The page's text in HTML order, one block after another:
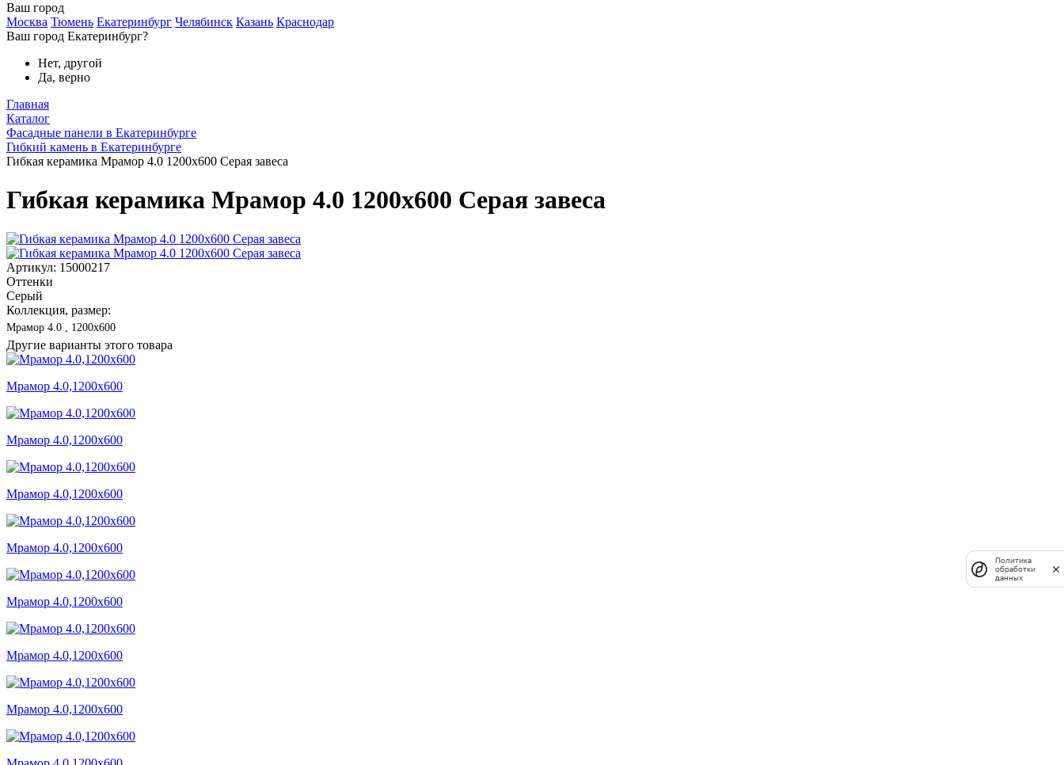
Ваш город
Москва Тюмень Екатеринбург Челябинск Казань Краснодар
Ваш город Екатеринбург?
Нет, другой
Да, верно
Главная
Каталог
Фасадные панели в Екатеринбурге
Гибкий камень в Екатеринбурге
Гибкая керамика Мрамор 4.0 1200x600 Серая завеса
Гибкая керамика Мрамор 4.0 1200x600 Серая завеса
Артикул: 15000217
Оттенки
Серый
Коллекция, размер:
Мрамор 4.0 , 1200x600
Другие варианты этого товара
Мрамор 4.0,1200x600
Мрамор 4.0,1200x600
Мрамор 4.0,1200x600
Мрамор 4.0,1200x600
Мрамор 4.0,1200x600
Мрамор 4.0,1200x600
Мрамор 4.0,1200x600
Политика
обработки
данных